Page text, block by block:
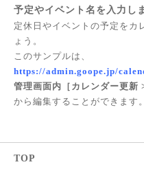
予定やイベント名を入力し
定休日やイベントの予定をカ
ょう。
このサンプルは、
https://admin.goope.jp/
管理画面内［カレンダー更新
から編集することができます。
TOP